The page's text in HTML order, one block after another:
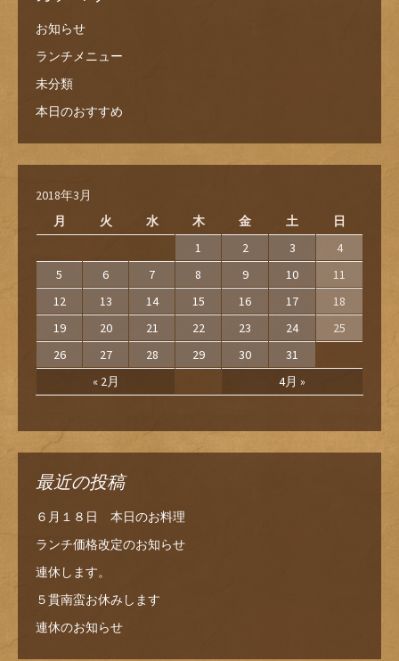
お知らせ
ランチメニュー
未分類
本日のおすすめ
2018年3月
月
火 水 木 金 土 日
« 2月 4月 »
1 2 3
4
5
6 7 8 9 10
11
12
13 14 15 16 17
18
19
20 21 22 23 24
25
26
27 28 29 30 31
最近の投稿
６月１８日 本日のお料理
ランチ価格改定のお知らせ
連休します。
５貫南蛮お休みします
連休のお知らせ